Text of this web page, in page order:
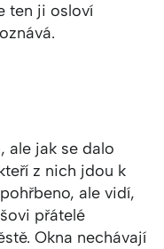
ten ji osloví
ale jak se dalo
z nich jdou k
ale vidí,
přátelé
Okna nechávají